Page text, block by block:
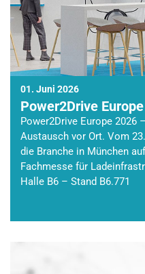
01. Juni 2026
Power2Drive
Power2Drive Europe 2026
Austausch vor Ort. Vom
die Branche in München
Fachmesse für
Halle B6 – Stand B6.771